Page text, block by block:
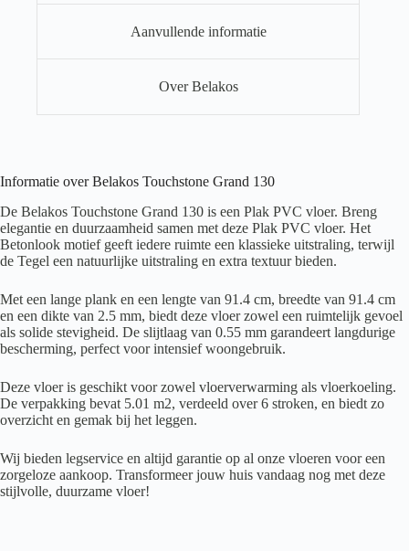
Aanvullende informatie
Over Belakos
Informatie over Belakos Touchstone Grand 130
De Belakos Touchstone Grand 130 is een Plak PVC vloer. Breng
elegantie en duurzaamheid samen met deze Plak PVC vloer. Het
Betonlook motief geeft iedere ruimte een klassieke uitstraling, terwijl
de Tegel een natuurlijke uitstraling en extra textuur bieden.
Met een lange plank en een lengte van 91.4 cm, breedte van 91.4 cm
en een dikte van 2.5 mm, biedt deze vloer zowel een ruimtelijk gevoel
als solide stevigheid. De slijtlaag van 0.55 mm garandeert langdurige
bescherming, perfect voor intensief woongebruik.
Deze vloer is geschikt voor zowel vloerverwarming als vloerkoeling.
De verpakking bevat 5.01 m2, verdeeld over 6 stroken, en biedt zo
overzicht en gemak bij het leggen.
Wij bieden legservice en altijd garantie op al onze vloeren voor een
zorgeloze aankoop. Transformeer jouw huis vandaag nog met deze
stijlvolle, duurzame vloer!